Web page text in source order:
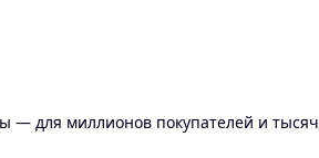
— для миллионов покупателей и тысяч